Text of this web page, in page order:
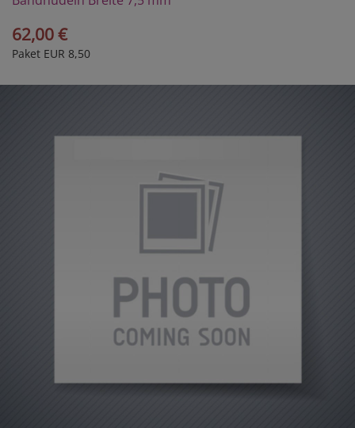
62,00 €
Paket EUR 8,50